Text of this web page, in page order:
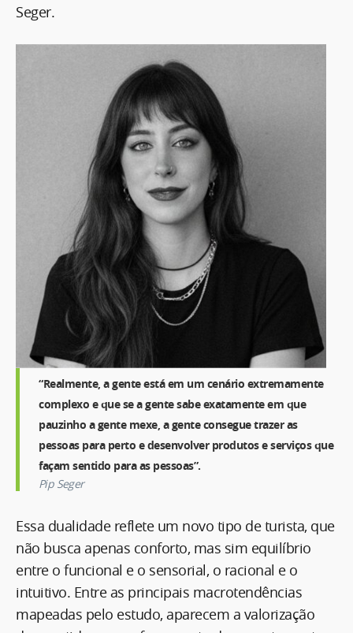
Seger.
“Realmente, a gente está em um cenário extremamente
complexo e que se a gente sabe exatamente em que
pauzinho a gente mexe, a gente consegue trazer as
pessoas para perto e desenvolver produtos e serviços que
façam sentido para as pessoas”.
Pip Seger
Essa dualidade reflete um novo tipo de turista, que
não busca apenas conforto, mas sim equilíbrio
entre o funcional e o sensorial, o racional e o
intuitivo. Entre as principais macrotendências
mapeadas pelo estudo, aparecem a valorização